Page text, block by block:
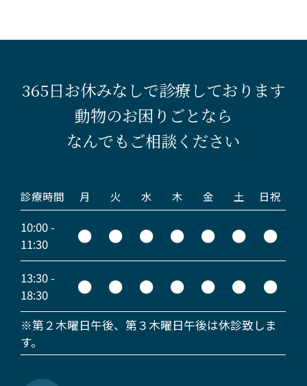
365日お休みなしで診療しております
動物のお困りごとなら
なんでもご相談ください
診療時間 月 火 水 木 金 土 日祝
10:00 -
11:30
● ● ● ● ● ● ●
13:30 -
18:30
● ● ● ● ● ● ●
※第２木曜日午後、第３木曜日午後は休診致しま
す。